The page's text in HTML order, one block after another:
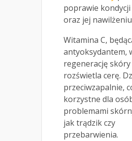
poprawie
oraz jej
Witamina C,
antyoksydantem,
regenerację
rozświetla cerę.
przeciwzapalnie,
korzystne dla
problemami
jak trądzik czy
przebarwienia.